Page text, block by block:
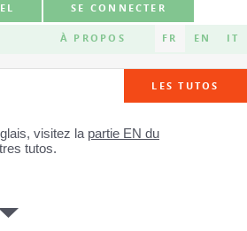
SE CONNECTER
À PROPOS FR EN IT
LES TUTOS
visitez la partie EN du
tutos.